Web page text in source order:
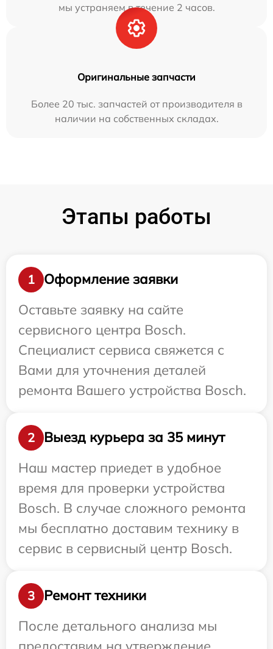
мы устраняем в течение 2 часов.
Оригинальные запчасти
Более 20 тыс. запчастей от производителя в
наличии на собственных складах.
Этапы работы
1
Оформление заявки
Оставьте заявку на сайте
сервисного центра Bosch.
Специалист сервиса свяжется с
Вами для уточнения деталей
ремонта Вашего устройства Bosch.
2
Выезд курьера за 35 минут
Наш мастер приедет в удобное
время для проверки устройства
Bosch. В случае сложного ремонта
мы бесплатно доставим технику в
сервис в сервисный центр Bosch.
3
Ремонт техники
После детального анализа мы